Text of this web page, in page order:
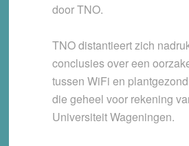
door TNO.
TNO distantieert zich
conclusies over een
tussen WiFi en
die geheel voor rekening
Universiteit Wageningen.